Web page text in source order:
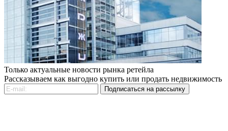
Только актуальные новости рынка ретейла
Рассказываем как выгодно купить или продать недвижимость